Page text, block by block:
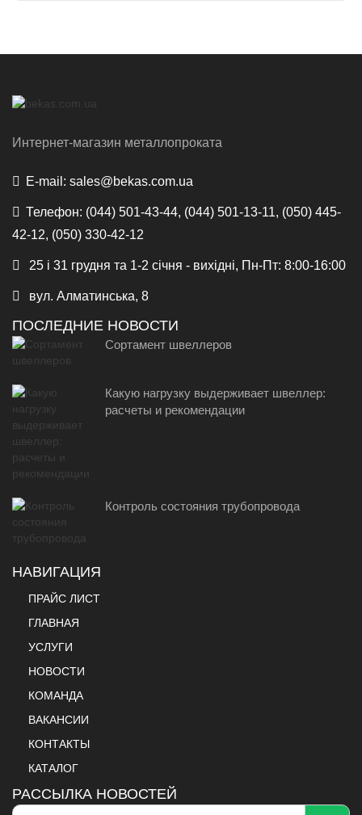
Интернет-магазин металлопроката
E-mail: sales@bekas.com.ua
Телефон: (044) 501-43-44, (044) 501-13-11, (050) 445-
42-12, (050) 330-42-12
25 і 31 грудня та 1-2 січня - вихідні, Пн-Пт: 8:00-16:00
вул. Алматинська, 8
ПОСЛЕДНИЕ НОВОСТИ
Сортамент швеллеров
Какую нагрузку выдерживает швеллер:
расчеты и рекомендации
Контроль состояния трубопровода
НАВИГАЦИЯ
ПРАЙС ЛИСТ
ГЛАВНАЯ
УСЛУГИ
НОВОСТИ
КОМАНДА
ВАКАНСИИ
КОНТАКТЫ
КАТАЛОГ
РАССЫЛКА НОВОСТЕЙ